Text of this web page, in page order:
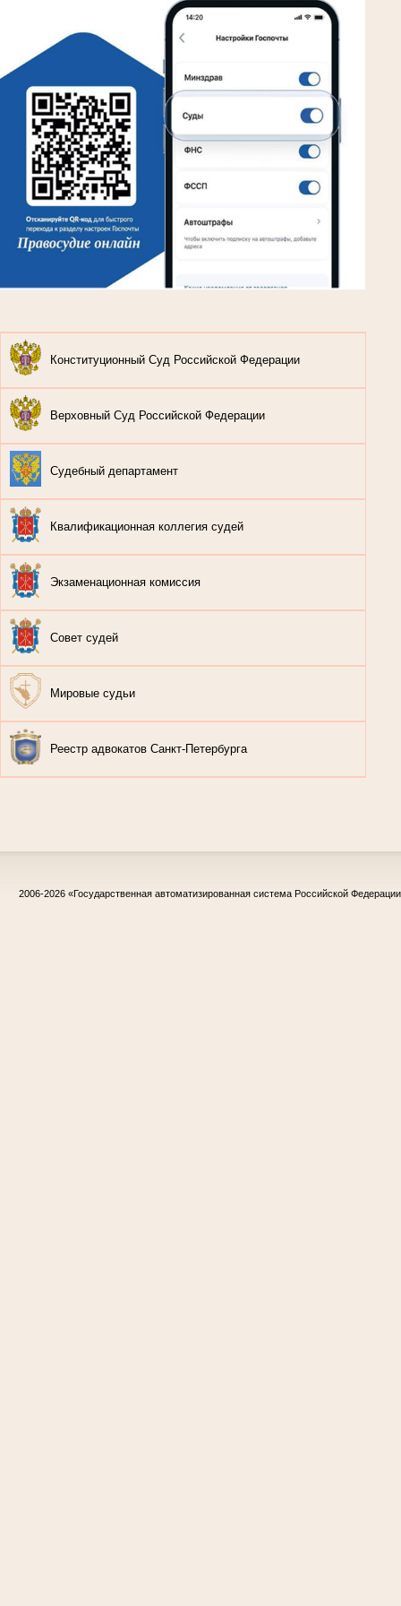
Конституционный Суд Российской Федерации
Верховный Суд Российской Федерации
Судебный департамент
Квалификационная коллегия судей
Экзаменационная комиссия
Совет судей
Мировые судьи
Реестр адвокатов Санкт-Петербурга
2006-2026 «Государственная автоматизированная система Российской